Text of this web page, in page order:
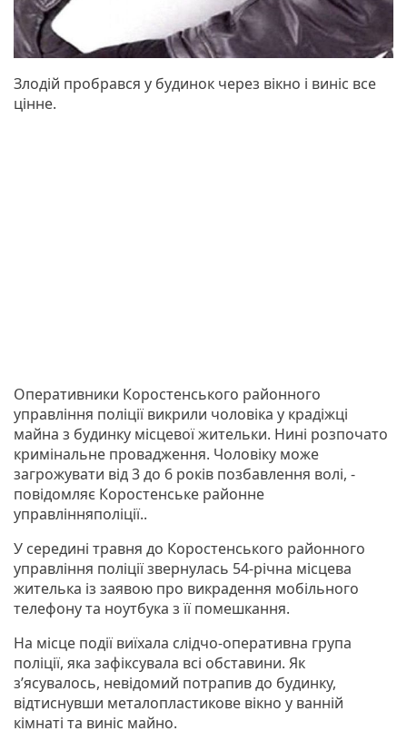
Злодій пробрався у будинок через вікно і виніс все
цінне.
Оперативники Коростенського районного
управління поліції викрили чоловіка у крадіжці
майна з будинку місцевої жительки. Нині розпочато
кримінальне провадження. Чоловіку може
загрожувати від 3 до 6 років позбавлення волі, -
повідомляє Коростенське районне
управлінняполіції..
У середині травня до Коростенського районного
управління поліції звернулась 54-річна місцева
жителька із заявою про викрадення мобільного
телефону та ноутбука з її помешкання.
На місце події виїхала слідчо-оперативна група
поліції, яка зафіксувала всі обставини. Як
з’ясувалось, невідомий потрапив до будинку,
відтиснувши металопластикове вікно у ванній
кімнаті та виніс майно.